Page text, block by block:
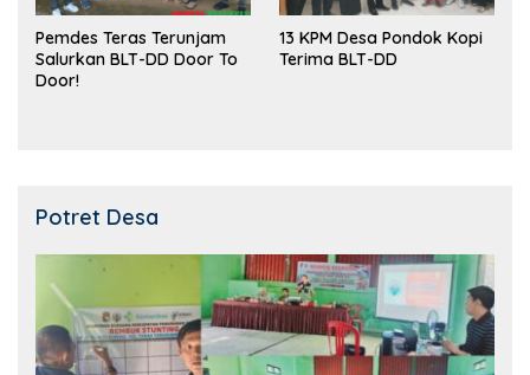
Pemdes Teras Terunjam
Salurkan BLT-DD Door To
Door!
13 KPM Desa Pondok Kopi
Terima BLT-DD
Potret Desa